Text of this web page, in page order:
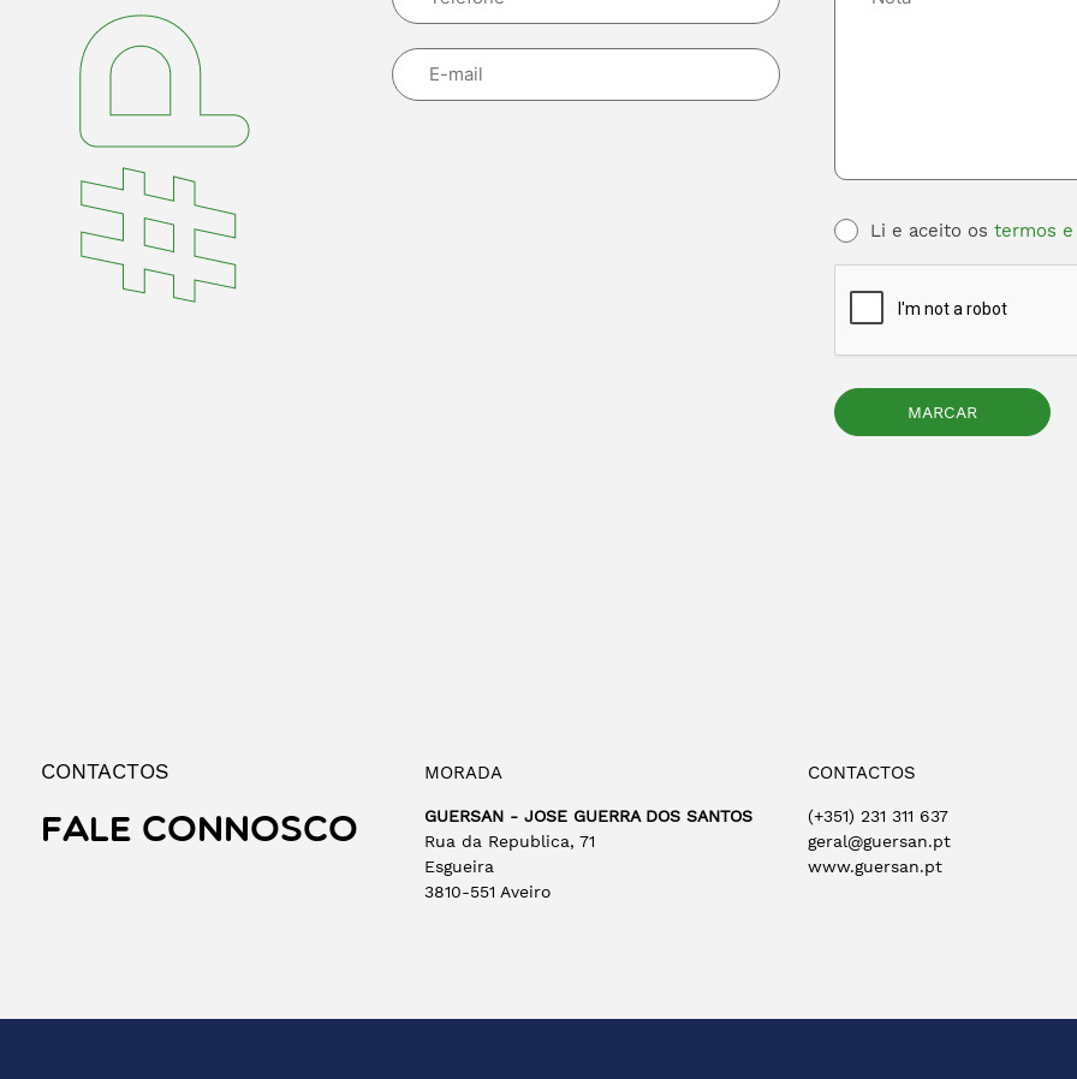
Li e aceito ostermos
CONTACTOS
FALE CONNOSCO
MORADA
GUERSAN - JOSE GUERRA DOS SANTOS
Rua da Republica, 71
Esgueira
3810-551 Aveiro
CONTACTOS
(+351) 231 311 637
geral@guersan.pt
www.guersan.pt